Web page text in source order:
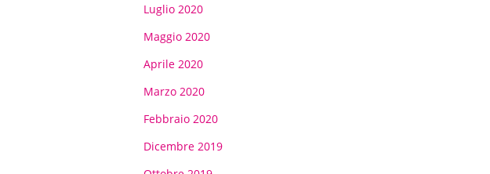
Luglio 2020
Maggio 2020
Aprile 2020
Marzo 2020
Febbraio 2020
Dicembre 2019